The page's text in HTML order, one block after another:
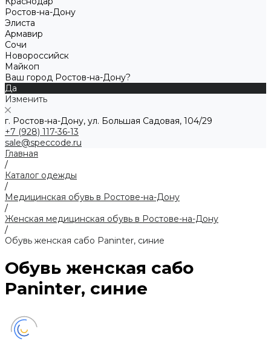
Ростов-на-Дону
Элиста
Армавир
Сочи
Новороссийск
Майкоп
Ваш город Ростов-на-Дону?
Да
Изменить
г. Ростов-на-Дону, ул. Большая Садовая, 104/29
+7 (928) 117-36-13
sale@speccode.ru
Главная
/
Каталог одежды
/
Медицинская обувь в Ростове-на-Дону
/
Женская медицинская обувь в Ростове-на-Дону
/
Обувь женская сабо Paninter, синие
Обувь женская сабо
Paninter, синие